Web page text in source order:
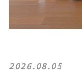
2026.08.05